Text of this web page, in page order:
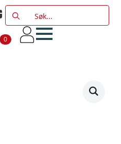
Search
for:
0